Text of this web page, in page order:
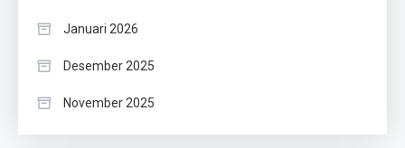
Januari 2026
Desember 2025
November 2025